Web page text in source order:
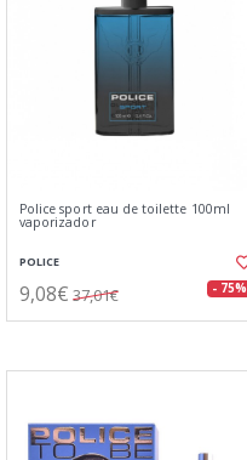
Police sport eau de toilette 100ml
vaporizador
POLICE
9,08€ 37,01€ - 75%